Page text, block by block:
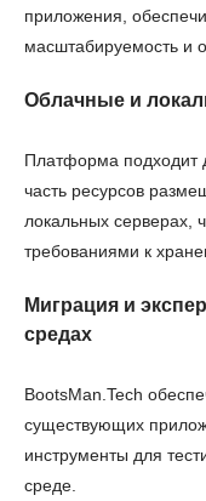
приложения,
масштабируемость и
Облачные и
Платформа подходит
часть ресурсов
локальных серверах,
требованиями к
Миграция и
средах
BootsMan.Tech
существующих
инструменты для
среде.